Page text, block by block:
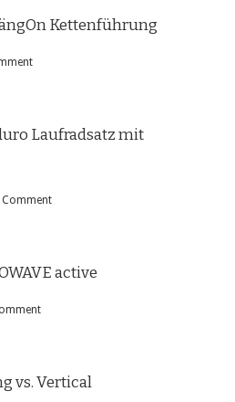
Kettenführung
Laufradsatz mit
Comment
active
vs. Vertical